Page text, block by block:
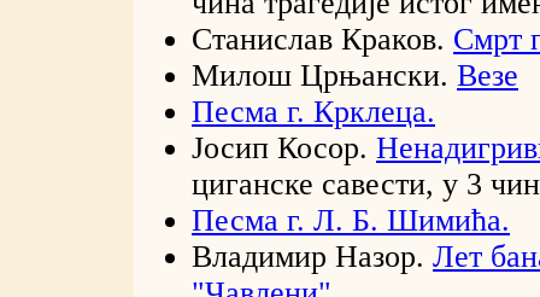
Станислав Краков. Смрт
Милош Црњански. Везе
Песма г. Крклеца.
Јосип Косор.
циганске савести, у 3
Песма г. Л. Б. Шимића.
Владимир Назор. Лет